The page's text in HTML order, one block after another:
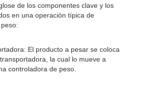
de los componentes clave y los
en una operación típica de
El producto a pesar se coloca
la cual lo mueve a
controladora de peso.